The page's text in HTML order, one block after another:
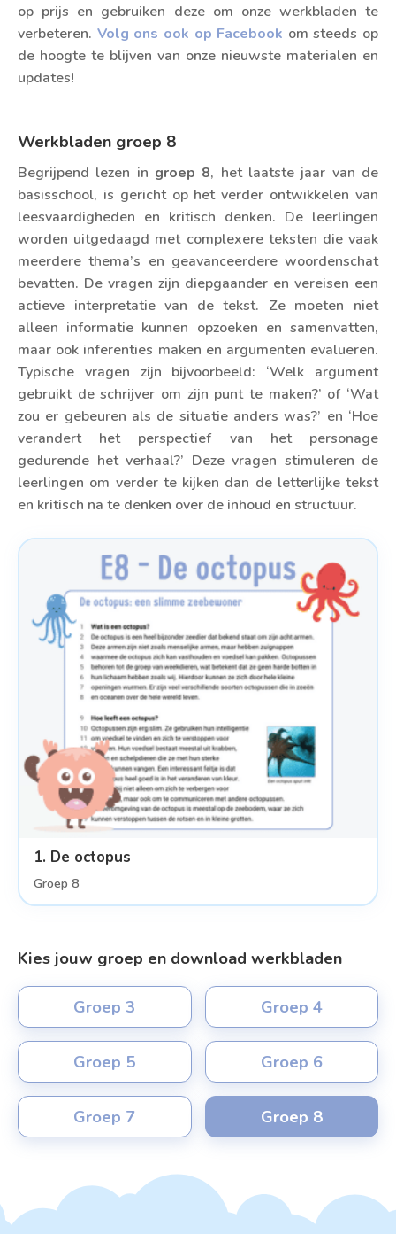
op prijs en gebruiken deze om onze werkbladen te
verbeteren. Volg ons ook op Facebook om steeds op
de hoogte te blijven van onze nieuwste materialen en
updates!
Werkbladen groep 8
Begrijpend lezen in groep 8, het laatste jaar van de
basisschool, is gericht op het verder ontwikkelen van
leesvaardigheden en kritisch denken. De leerlingen
worden uitgedaagd met complexere teksten die vaak
meerdere thema’s en geavanceerdere woordenschat
bevatten. De vragen zijn diepgaander en vereisen een
actieve interpretatie van de tekst. Ze moeten niet
alleen informatie kunnen opzoeken en samenvatten,
maar ook inferenties maken en argumenten evalueren.
Typische vragen zijn bijvoorbeeld: ‘Welk argument
gebruikt de schrijver om zijn punt te maken?’ of ‘Wat
zou er gebeuren als de situatie anders was?’ en ‘Hoe
verandert het perspectief van het personage
gedurende het verhaal?’ Deze vragen stimuleren de
leerlingen om verder te kijken dan de letterlijke tekst
en kritisch na te denken over de inhoud en structuur.
1. De octopus
Groep 8
Kies jouw groep en download werkbladen
Groep 3 Groep 4
Groep 5 Groep 6
Groep 7 Groep 8